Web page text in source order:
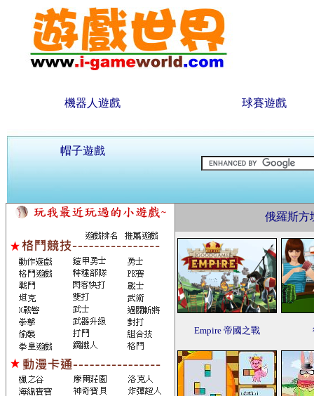
機器人遊戲 球賽遊戲
帽子遊戲
俄羅斯方
Empire 帝國之戰